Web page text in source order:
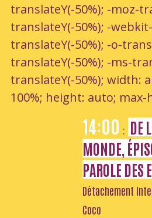
translateY(-50%); -moz-
translateY(-50%); -
translateY(-50%); -o-
translateY(-50%); -ms-
translateY(-50%); width:
100%; height: auto; max-
14:00 : DE
MONDE,
PAROLE DES
Détachement
Coco